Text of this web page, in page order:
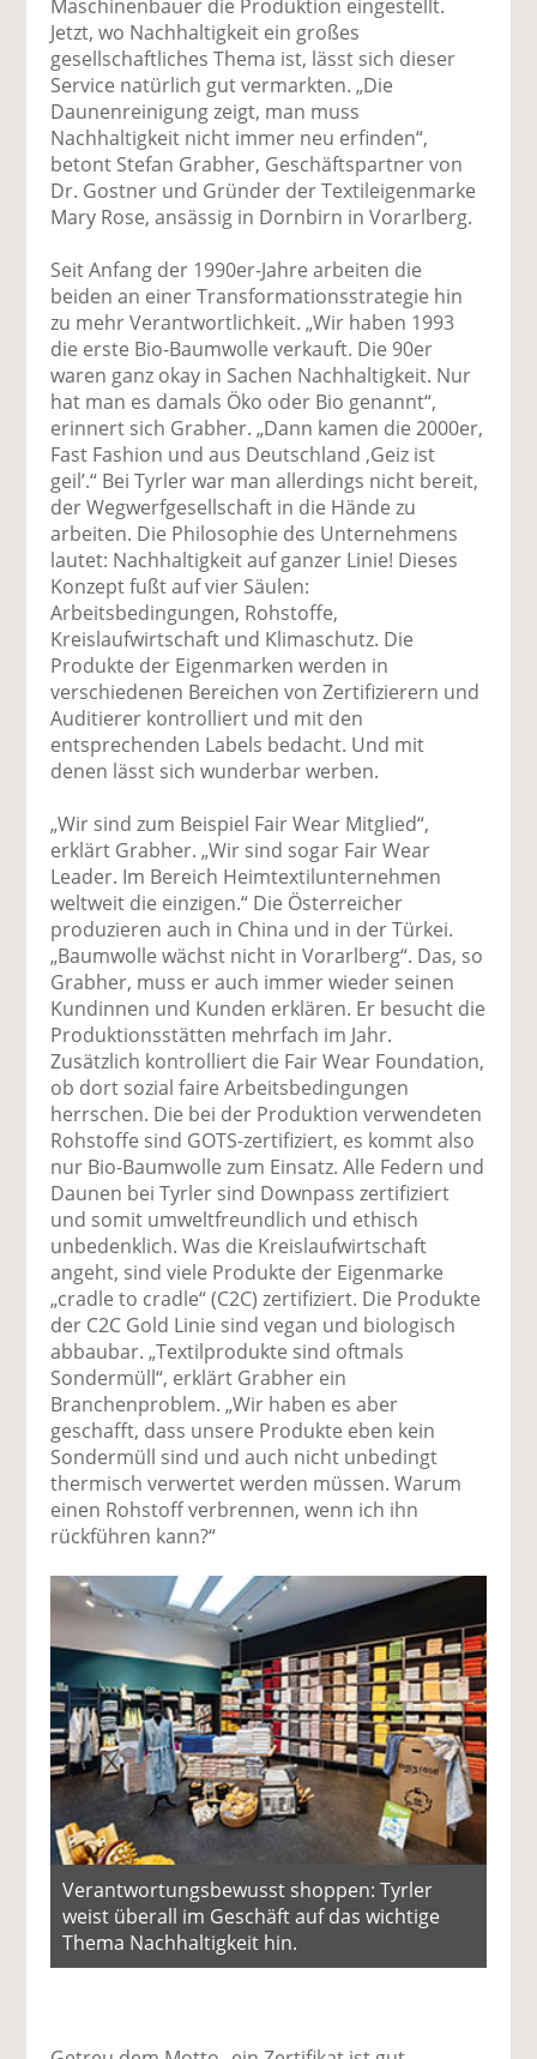
Maschinenbauer die Produk­tion eingestellt.
Jetzt, wo Nachhaltigkeit ein großes
gesellschaftliches Thema ist, lässt sich dieser
Service natürlich gut vermarkten. „Die
Daunenreinigung zeigt, man muss
Nachhaltigkeit nicht immer neu erfinden“,
betont Stefan Grabher, Geschäftspartner von
Dr. Gostner und Gründer der Textileigenmarke
Mary Rose, ansässig in Dornbirn in Vorarlberg.
Seit Anfang der 1990er-Jahre arbeiten die
beiden an einer Transformationsstrategie hin
zu mehr Verantwortlichkeit. „Wir haben 1993
die erste Bio-Baumwolle verkauft. Die 90er
waren ganz okay in Sachen Nachhaltigkeit. Nur
hat man es damals Öko oder Bio genannt“,
erinnert sich Grabher. „Dann kamen die 2000er,
Fast Fashion und aus Deutschland ,Geiz ist
geil’.“ Bei Tyrler war man allerdings nicht bereit,
der Wegwerfgesellschaft in die Hände zu
arbeiten. Die Philosophie des Unternehmens
lautet: Nachhaltigkeit auf ganzer Linie! Dieses
Konzept fußt auf vier Säulen:
Arbeitsbedingungen, Rohstoffe,
Kreislaufwirtschaft und Klimaschutz. Die
Produkte der Eigenmarken werden in
verschiedenen Bereichen von Zertifizierern und
Auditierer kontrolliert und mit den
entsprechenden Labels bedacht. Und mit
denen lässt sich wunderbar werben.
„Wir sind zum Beispiel Fair Wear Mitglied“,
erklärt Grabher. „Wir sind sogar Fair Wear
Leader. Im Bereich Heimtextilunternehmen
weltweit die einzigen.“ Die Österreicher
produzieren auch in China und in der Türkei.
„Baumwolle wächst nicht in Vorarlberg“. Das, so
Grabher, muss er auch immer wieder seinen
Kundinnen und Kunden erklären. Er besucht die
Produktionsstätten mehrfach im Jahr.
Zusätzlich kontrolliert die Fair Wear Foundation,
ob dort sozial faire Arbeitsbedingungen
herrschen. Die bei der Produktion verwendeten
Rohstoffe sind GOTS-zertifiziert, es kommt also
nur Bio-Baumwolle zum Einsatz. Alle Federn und
Daunen bei Tyrler sind Downpass zertifiziert
und somit umweltfreundlich und ethisch
unbedenklich. Was die Kreislaufwirtschaft
angeht, sind viele Produkte der Eigenmarke
„cradle to cradle“ (C2C) zertifiziert. Die Produkte
der C2C Gold Linie sind vegan und biologisch
abbaubar. „Textilprodukte sind oftmals
Sondermüll“, erklärt Grabher ein
Branchenproblem. „Wir haben es aber
geschafft, dass unsere Produkte eben kein
Sondermüll sind und auch nicht unbedingt
thermisch verwertet werden müssen. Warum
einen Rohstoff verbrennen, wenn ich ihn
rückführen kann?“
Verantwortungsbewusst shoppen: Tyrler
weist überall im Geschäft auf das wichtige
Thema Nachhaltigkeit hin.